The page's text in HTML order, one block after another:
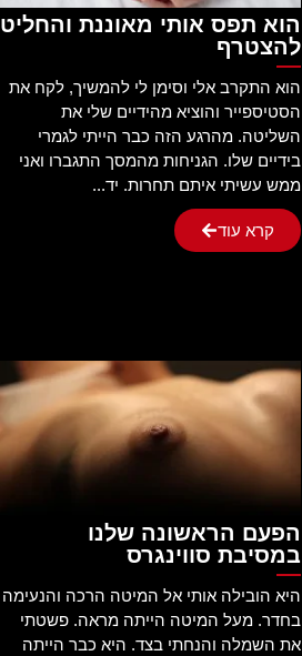
הוא תפס אותי מאוננת והחליט
להצטרף
הוא התקרב אלי וסימן לי להמשיך, לקח את
הסטיספייר והוציא מהידיים שלי את
השליטה. מהרגע הזה כבר הייתי לגמרי
בידיים שלו. הגניחות מהמסך התגברו ואני
ממש עשיתי איתם תחרות. יד...
קרא עוד
הפעם הראשונה שלנו
במסיבת סווינגרס
היא הובילה אותי אל המיטה הרכה והנעימה
בחדר. מעל המיטה הייתה מראה. פשטתי
את השמלה והנחתי בצד. היא כבר הייתה